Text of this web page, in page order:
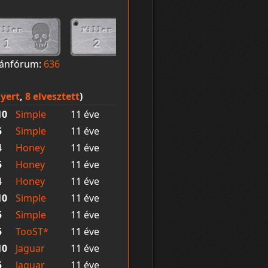
636
, 8 elvesztett)
Simple
11 éve
Simple
11 éve
Honey
11 éve
Honey
11 éve
Honey
11 éve
Simple
11 éve
Simple
11 éve
TooST*
11 éve
Jaguar
11 éve
Jaguar 11 éve